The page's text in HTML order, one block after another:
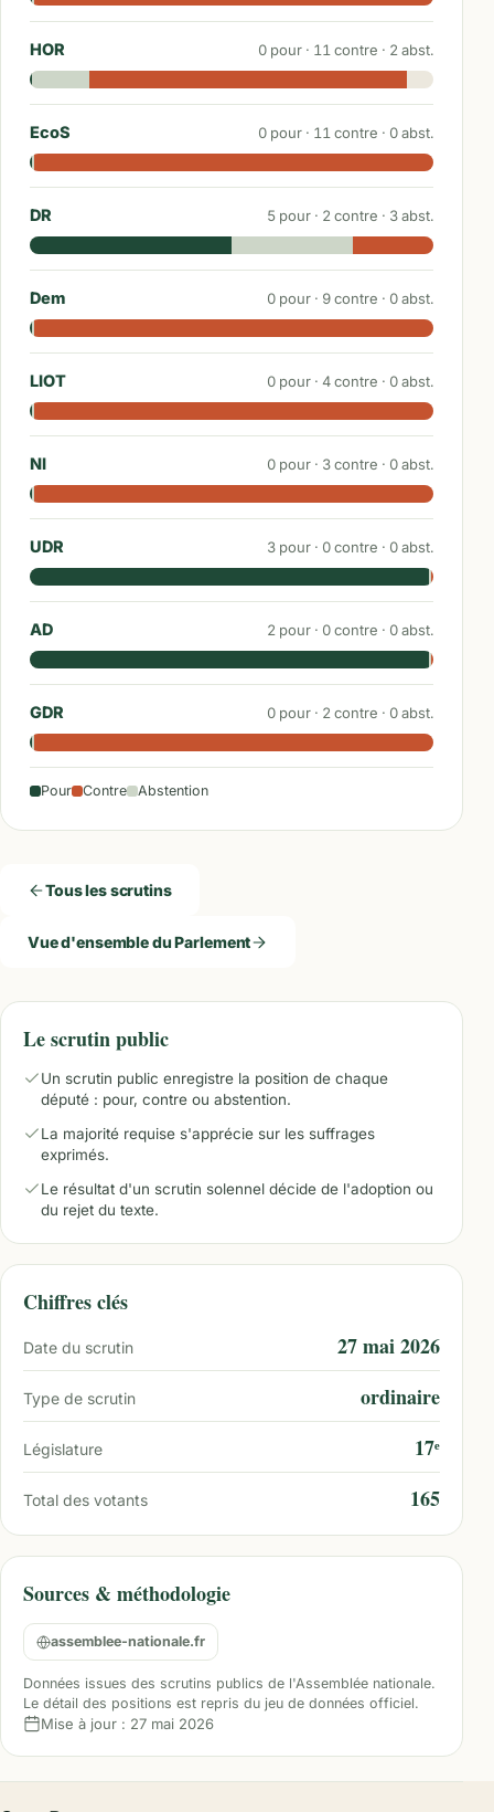
HOR 0 pour · 11 contre · 2 abst.
EcoS 0 pour · 11 contre · 0abst.
DR 5 pour · 2 contre · 3abst.
Dem 0 pour · 9contre · 0abst.
LIOT 0 pour · 4contre · 0abst.
NI 0 pour · 3contre · 0abst.
UDR 3 pour · 0contre · 0abst.
AD 2 pour · 0contre · 0abst.
GDR 0 pour · 2 contre · 0abst.
Pour Contre Abstention
Tous les scrutins
Vue d'ensemble du Parlement
Le scrutin public
Un scrutin public enregistre la position de chaque
député : pour, contre ou abstention.
La majorité requise s'apprécie sur les suffrages
exprimés.
Le résultat d'un scrutin solennel décide de l'adoption ou
du rejet du texte.
Chiffres clés
Date du scrutin 27 mai 2026
Type de scrutin ordinaire
Législature 17ᵉ
Total des votants 165
Sources & méthodologie
assemblee-nationale.fr
Données issues des scrutins publics de l'Assemblée nationale.
Le détail des positions est repris du jeu de données officiel.
Mise à jour : 27 mai 2026